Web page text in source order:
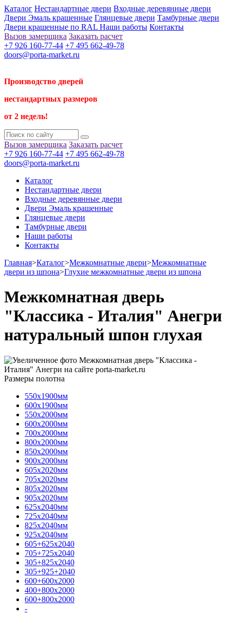
Каталог Нестандартные двери Входные деревянные двери
Двери Эмаль крашенные Глянцевые двери Тамбурные двери
Двери крашенные по RAL Наши работы Контакты
Вызов замерщика Заказать расчет
+7 926 160-77-44 +7 495 662-49-78
doors@porta-market.ru
Производство дверей
нестандартных размеров
от 2 недель!
Вызов замерщика Заказать расчет
+7 926 160-77-44 +7 495 662-49-78
doors@porta-market.ru
Каталог
Нестандартные двери
Входные деревянные двери
Двери Эмаль крашенные
Глянцевые двери
Тамбурные двери
Наши работы
Контакты
Главная>Каталог>Межкомнатные двери>Межкомнатные
двери из шпона>Глухие межкомнатные двери из шпона
Межкомнатная дверь
"Классика - Италия" Анегри
натуральный шпон глухая
Размеры полотна
550х1900мм
600х1900мм
550х2000мм
600х2000мм
700х2000мм
800х2000мм
850х2000мм
900х2000мм
605х2020мм
705х2020мм
805х2020мм
905х2020мм
625х2040мм
725х2040мм
825х2040мм
925х2040мм
605+625х2040
705+725х2040
305+825х2040
305+925+2040
600+600х2000
400+800х2000
600+800х2000
-